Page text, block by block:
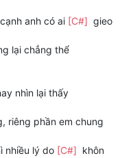
anh có ai [C#] gieo
lại chẳng thể
nhìn lại thấy
riêng phần em chung
nhiều lý do [C#] khôn